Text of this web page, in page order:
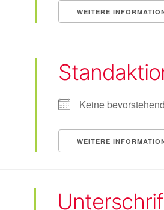
WEITERE
Keine
WEITERE